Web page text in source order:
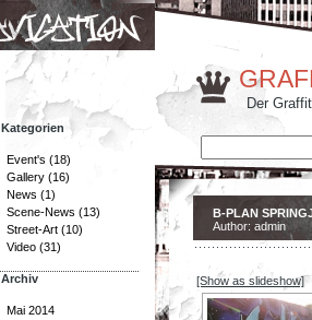
Kategorien
Event's (18)
Gallery (16)
News (1)
Scene-News (13)
Street-Art (10)
Video (31)
Archiv
Mai 2014
Der
B-PLAN
Author: admin
[Show as slideshow]